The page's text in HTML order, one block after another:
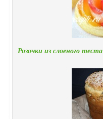
Розочки из слоеного теста